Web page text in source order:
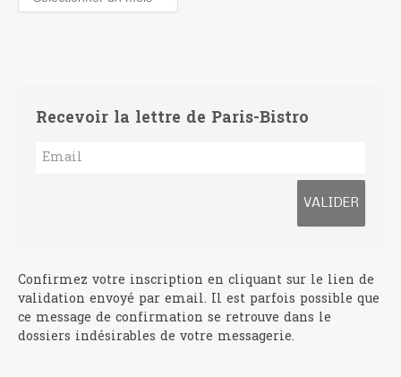
Recevoir la lettre de Paris-Bistro
Confirmez votre inscription en cliquant sur le lien de
validation envoyé par email. Il est parfois possible que
ce message de confirmation se retrouve dans le
dossiers indésirables de votre messagerie.